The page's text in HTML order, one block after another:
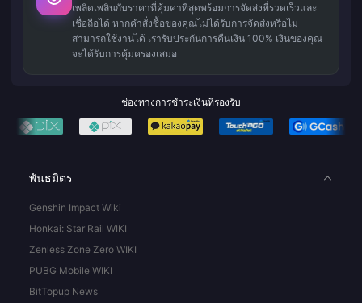
เพลิดเพลินกับราคาที่คุ้มค่าที่สุดพร้อมการจัดส่งที่รวดเร็วและ
เชื่อถือได้ หากคำสั่งซื้อของคุณไม่ได้รับการจัดส่งหรือไม่
สามารถใช้งานได้ เรารับประกันการคืนเงิน 100% เงินของคุณ
จะได้รับการคุ้มครองเสมอ
ช่องทางการชำระเงินที่รองรับ
พันธมิตร
Genshin Impact Wiki
Honkai: Star Rail WIKI
Zenless Zone Zero WIKI
PUBG Mobile WIKI
BitTopup News